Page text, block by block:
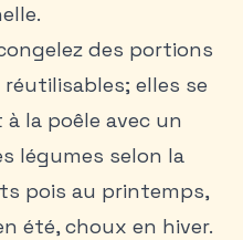
des portions
elles se
la poêle avec un
légumes selon la
pois au printemps,
été, choux en hiver.